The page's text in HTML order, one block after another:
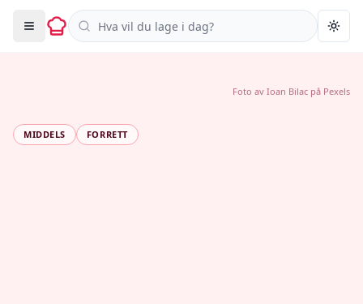
Søk i oppskrifter
MIDDELS FORRETT
Foto av Ioan Bilac på Pexels